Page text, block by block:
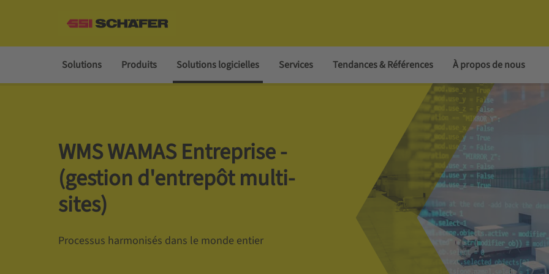
Solutions Produits Solutions logicielles Services Tendances & Références À propos de nous
WMS WAMAS Entreprise­ ­
(gestion d'entrepôt multi-
sites)
Processus harmonisés dans le monde entier